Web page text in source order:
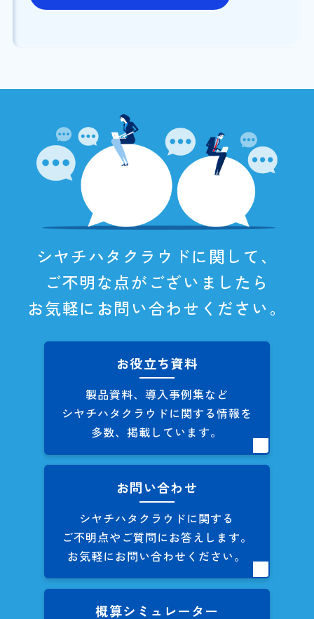
シヤチハタクラウドに関して、
ご不明な点がございましたら
お気軽にお問い合わせください。
お役立ち資料
製品資料、導入事例集など
シヤチハタクラウドに関する情報を
多数、掲載しています。
お問い合わせ
シヤチハタクラウドに関する
ご不明点やご質問にお答えします。
お気軽にお問い合わせください。
概算シミュレーター